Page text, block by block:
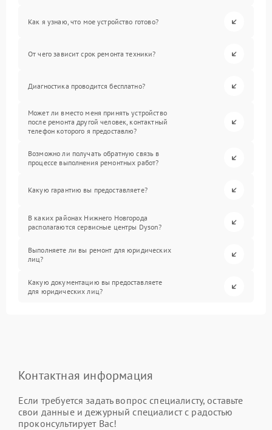
Как я узнаю, что мое устройство готово?
От чего зависит срок ремонта техники?
Диагностика проводится бесплатно?
Может ли вместо меня принять устройство
после ремонта другой человек, контактный
телефон которого я предоставлю?
Возможно ли получать обратную связь в
процессе выполнения ремонтных работ?
Какую гарантию вы предоставляете?
В каких районах Нижнего Новгорода
располагаются сервисные центры Dyson?
Выполняете ли вы ремонт для юридических
лиц?
Какую документацию вы предоставляете
для юридических лиц?
Контактная информация
Если требуется задать вопрос специалисту, оставьте
свои данные и дежурный специалист с радостью
проконсультирует Вас!